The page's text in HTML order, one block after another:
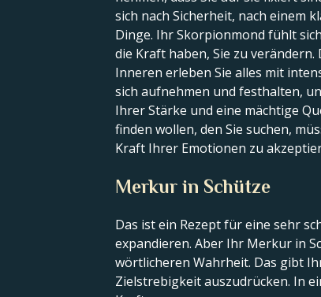
sich nach Sicherheit, nach einem
Dinge. Ihr Skorpionmond fühlt
die Kraft haben, Sie zu
Inneren erleben Sie alles mit
sich aufnehmen und festhalten,
Ihrer Stärke und eine mächtige
finden wollen, den Sie suchen,
Kraft Ihrer Emotionen zu
Merkur in Schütze
Das ist ein Rezept für eine sehr
expandieren. Aber Ihr Merkur in
wörtlicheren Wahrheit. Das gibt
Zielstrebigkeit auszudrücken. In